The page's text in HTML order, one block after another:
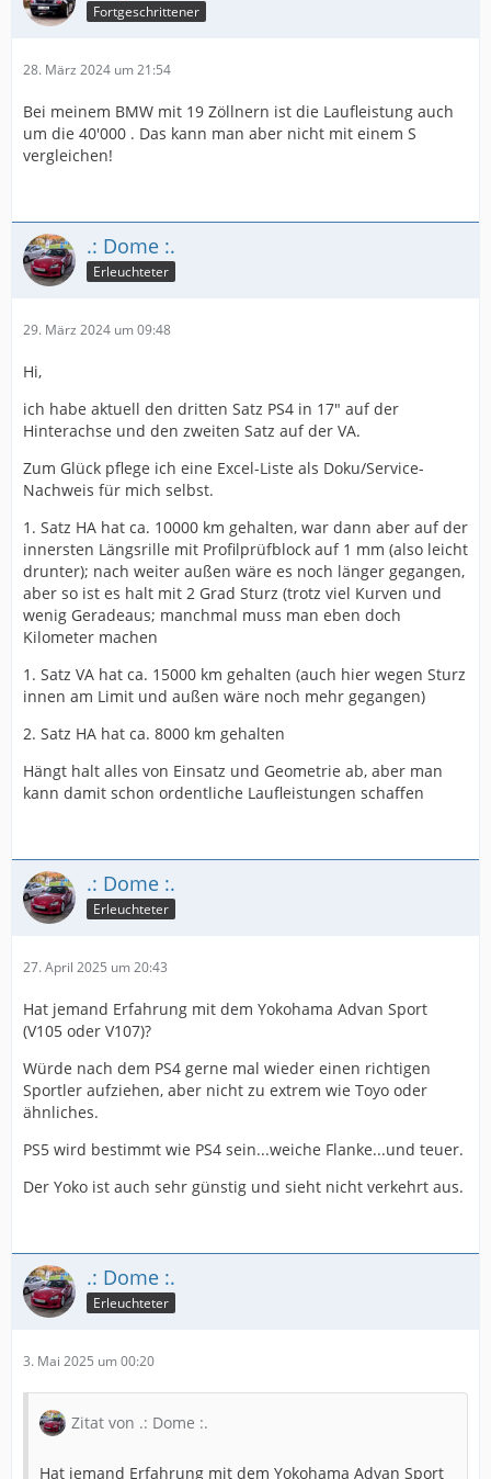
Fortgeschrittener
28. März 2024 um 21:54
Bei meinem BMW mit 19 Zöllnern ist die Laufleistung auch
um die 40'000 . Das kann man aber nicht mit einem S
vergleichen!
.: Dome :.
Erleuchteter
29. März 2024 um 09:48
Hi,
ich habe aktuell den dritten Satz PS4 in 17" auf der
Hinterachse und den zweiten Satz auf der VA.
Zum Glück pflege ich eine Excel-Liste als Doku/Service-
Nachweis für mich selbst.
1. Satz HA hat ca. 10000 km gehalten, war dann aber auf der
innersten Längsrille mit Profilprüfblock auf 1 mm (also leicht
drunter); nach weiter außen wäre es noch länger gegangen,
aber so ist es halt mit 2 Grad Sturz (trotz viel Kurven und
wenig Geradeaus; manchmal muss man eben doch
Kilometer machen
1. Satz VA hat ca. 15000 km gehalten (auch hier wegen Sturz
innen am Limit und außen wäre noch mehr gegangen)
2. Satz HA hat ca. 8000 km gehalten
Hängt halt alles von Einsatz und Geometrie ab, aber man
kann damit schon ordentliche Laufleistungen schaffen
.: Dome :.
Erleuchteter
27. April 2025 um 20:43
Hat jemand Erfahrung mit dem Yokohama Advan Sport
(V105 oder V107)?
Würde nach dem PS4 gerne mal wieder einen richtigen
Sportler aufziehen, aber nicht zu extrem wie Toyo oder
ähnliches.
PS5 wird bestimmt wie PS4 sein...weiche Flanke...und teuer.
Der Yoko ist auch sehr günstig und sieht nicht verkehrt aus.
.: Dome :.
Erleuchteter
3. Mai 2025 um 00:20
Zitat von .: Dome :.
Hat jemand Erfahrung mit dem Yokohama Advan Sport